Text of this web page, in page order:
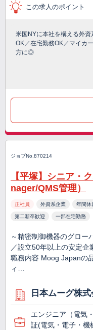
この求人のポイント
米国NYに本社を構える外
OK／在宅勤務OK／マイカ
方に◎
ジョブNo.870214
【平塚】シニア・
nager/QMS管理）
正社員 外資系企業 年間休
第二新卒歓迎 一部在宅勤務
～精密制御機器のグロー
／設立50年以上の安定
職務内容 Moog Japanの
ィ…
日本ムーグ株
エンジニア（電気
証(電気・電子・機